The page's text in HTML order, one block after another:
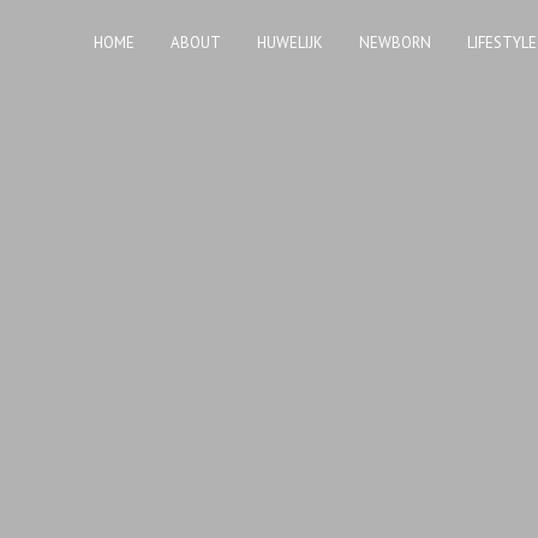
HOME ABOUT HUWELIJK NEWBORN LIFESTYLE